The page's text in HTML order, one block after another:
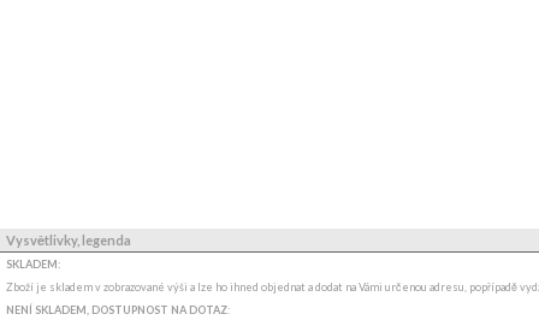
Vysvětlivky, legenda
SKLADEM:
Zboží je skladem v zobrazované výši a lze ho ihned objednat a dodat na Vámi určenou adresu, popřípadě
NENÍ SKLADEM, DOSTUPNOST NA DOTAZ: